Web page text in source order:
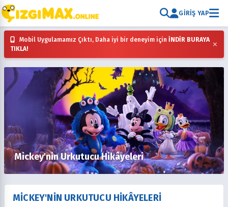
GIRIŞ YAP
Mobil Uygulamamız Çıktı, Daha iyi bir deneyim için İNDİR BURAYA
TIKLA!
×
Mickey'nin Urkutucu Hikâyeleri
MICKEY'NIN URKUTUCU HIKÂYELERI